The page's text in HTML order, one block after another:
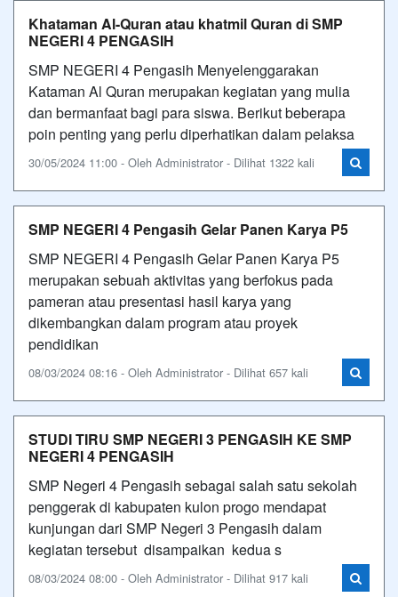
Khataman Al-Quran atau khatmil Quran di SMP
NEGERI 4 PENGASIH
SMP NEGERI 4 Pengasih Menyelenggarakan
Kataman Al Quran merupakan kegiatan yang mulia
dan bermanfaat bagi para siswa. Berikut beberapa
poin penting yang perlu diperhatikan dalam pelaksa
30/05/2024 11:00 - Oleh Administrator - Dilihat 1322 kali
SMP NEGERI 4 Pengasih Gelar Panen Karya P5
SMP NEGERI 4 Pengasih Gelar Panen Karya P5
merupakan sebuah aktivitas yang berfokus pada
pameran atau presentasi hasil karya yang
dikembangkan dalam program atau proyek
pendidikan
08/03/2024 08:16 - Oleh Administrator - Dilihat 657 kali
STUDI TIRU SMP NEGERI 3 PENGASIH KE SMP
NEGERI 4 PENGASIH
SMP Negeri 4 Pengasih sebagai salah satu sekolah
penggerak di kabupaten kulon progo mendapat
kunjungan dari SMP Negeri 3 Pengasih dalam
kegiatan tersebut disampaikan kedua s
08/03/2024 08:00 - Oleh Administrator - Dilihat 917 kali